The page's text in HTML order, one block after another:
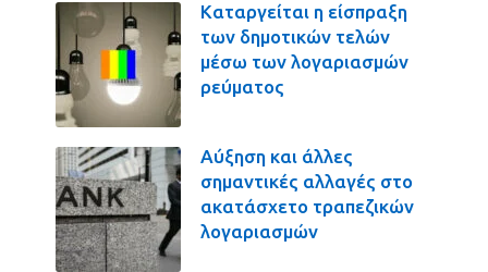
Καταργείται η είσπραξη
των δημοτικών τελών
μέσω των λογαριασμών
ρεύματος
Αύξηση και άλλες
σημαντικές αλλαγές στο
ακατάσχετο τραπεζικών
λογαριασμών